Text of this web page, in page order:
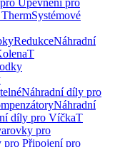
Upevnění pro
Systémové
RedukceNáhradní
T
Náhradní díly pro
Náhradní
díly pro VíčkaT
pro
pro Připojení pro